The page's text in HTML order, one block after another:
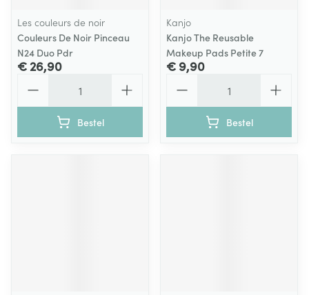
Les couleurs de noir
Couleurs De Noir Pinceau
N24 Duo Pdr
€ 26,90
Bestel
Kanjo
Kanjo The Reusable
Makeup Pads Petite 7
€ 9,90
Bestel